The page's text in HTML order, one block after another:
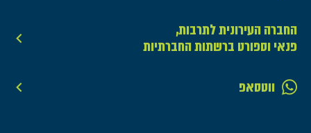
החברה העירונית לתרבות,
פנאי וספורט ברשתות החברתיות
ווטסאפ